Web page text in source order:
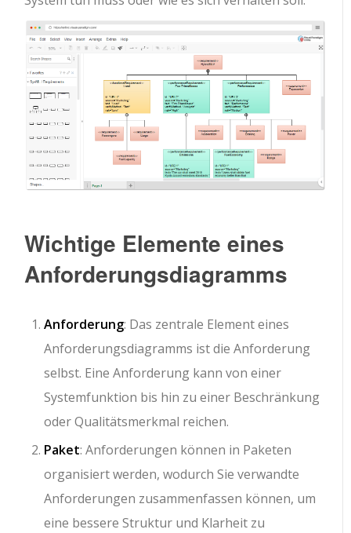
Wichtige Elemente eines
Anforderungsdiagramms
Anforderung: Das zentrale Element eines
Anforderungsdiagramms ist die Anforderung
selbst. Eine Anforderung kann von einer
Systemfunktion bis hin zu einer Beschränkung
oder Qualitätsmerkmal reichen.
Paket: Anforderungen können in Paketen
organisiert werden, wodurch Sie verwandte
Anforderungen zusammenfassen können, um
eine bessere Struktur und Klarheit zu